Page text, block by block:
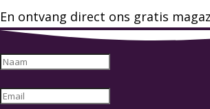
En ontvang direct ons gratis